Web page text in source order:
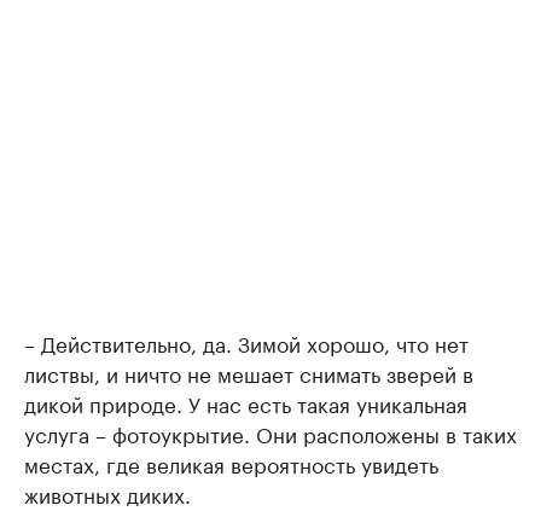
– Действительно, да. Зимой хорошо, что нет
листвы, и ничто не мешает снимать зверей в
дикой природе. У нас есть такая уникальная
услуга – фотоукрытие. Они расположены в таких
местах, где великая вероятность увидеть
животных диких.